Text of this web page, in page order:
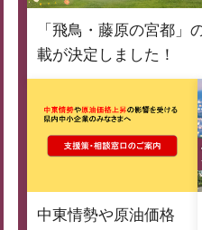
「飛鳥・藤原の宮都」
載が決定しました！
中東情勢や原油価格